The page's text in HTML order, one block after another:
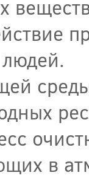
в